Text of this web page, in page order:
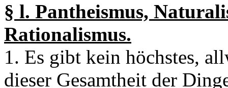
§ l. Pantheismus,
Rationalismus.
1. Es gibt kein höchstes,
dieser Gesamtheit der